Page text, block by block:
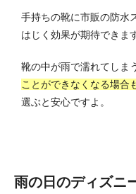
手持ちの靴に市販の防水
はじく効果が期待できま
靴の中が雨で濡れてしま
ことができなくなる場合
選ぶと安心ですよ。
雨の日のディズニ